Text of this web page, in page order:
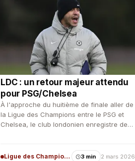
LDC : un retour majeur attendu
pour PSG/Chelsea
À l'approche du huitième de finale aller de
la Ligue des Champions entre le PSG et
Chelsea, le club londonien enregistre des
Ligue des Champions 3 min 2 mars 2026